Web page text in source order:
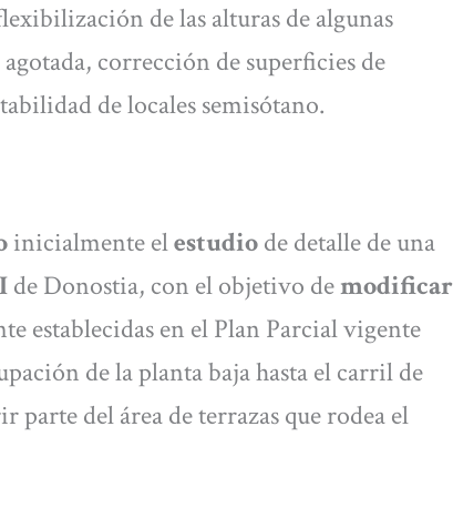
de las alturas de algunas
corrección de superficies de
de locales semisótano.
inicialmente elestudiode detalle de una
de Donostia, con el objetivo demodificar
establecidas en el Plan Parcial vigente
de la planta baja hasta el carril de
del área de terrazas que rodea el